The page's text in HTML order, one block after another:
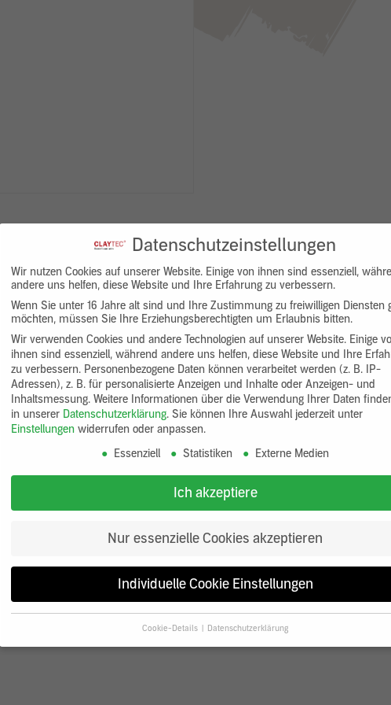
Downloads Produktbeschreibung
Datenschutzeinstellungen
Wir nutzen Cookies auf unserer Website. Einige von ihnen sind essenziell,
andere uns helfen, diese Website und Ihre Erfahrung zu verbessern.
Wenn Sie unter 16 Jahre alt sind und Ihre Zustimmung zu freiwilligen Diensten
möchten, müssen Sie Ihre Erziehungsberechtigten um Erlaubnis bitten.
Wir verwenden Cookies und andere Technologien auf unserer Website. Einige
ihnen sind essenziell, während andere uns helfen, diese Website und Ihre
zu verbessern. Personenbezogene Daten können verarbeitet werden (z. B. IP-
Adressen), z. B. für personalisierte Anzeigen und Inhalte oder Anzeigen- und
Inhaltsmessung. Weitere Informationen über die Verwendung Ihrer Daten
in unserer Datenschutzerklärung. Sie können Ihre Auswahl jederzeit unter
Einstellungen widerrufen oder anpassen.
Essenziell
Statistiken Externe Medien
Ich akzeptiere
Nur essenzielle Cookies akzeptieren
Individuelle Cookie Einstellungen
Cookie-Details Datenschutzerklärung
Datenschutzeinstellungen